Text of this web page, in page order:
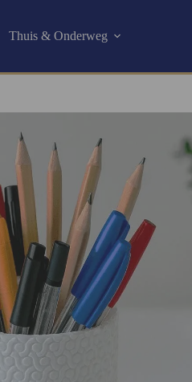
Thuis & Onderweg